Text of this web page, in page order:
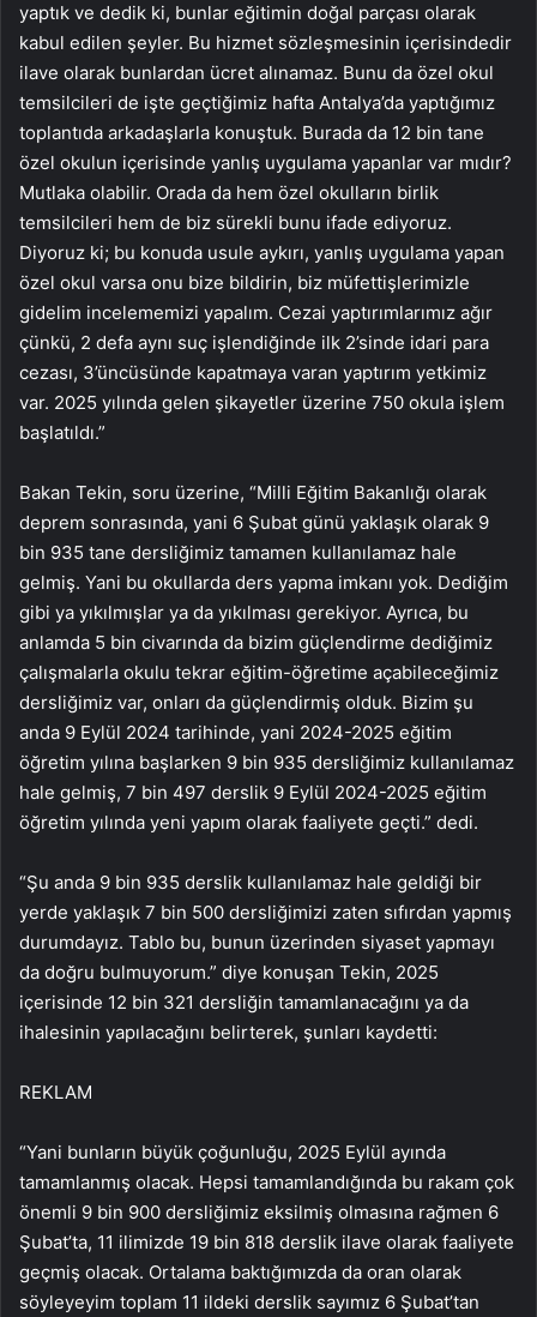
yaptık ve dedik ki, bunlar eğitimin doğal parçası olarak
kabul edilen şeyler. Bu hizmet sözleşmesinin içerisindedir
ilave olarak bunlardan ücret alınamaz. Bunu da özel okul
temsilcileri de işte geçtiğimiz hafta Antalya’da yaptığımız
toplantıda arkadaşlarla konuştuk. Burada da 12 bin tane
özel okulun içerisinde yanlış uygulama yapanlar var mıdır?
Mutlaka olabilir. Orada da hem özel okulların birlik
temsilcileri hem de biz sürekli bunu ifade ediyoruz.
Diyoruz ki; bu konuda usule aykırı, yanlış uygulama yapan
özel okul varsa onu bize bildirin, biz müfettişlerimizle
gidelim incelememizi yapalım. Cezai yaptırımlarımız ağır
çünkü, 2 defa aynı suç işlendiğinde ilk 2’sinde idari para
cezası, 3’üncüsünde kapatmaya varan yaptırım yetkimiz
var. 2025 yılında gelen şikayetler üzerine 750 okula işlem
başlatıldı.”
Bakan Tekin, soru üzerine, “Milli Eğitim Bakanlığı olarak
deprem sonrasında, yani 6 Şubat günü yaklaşık olarak 9
bin 935 tane dersliğimiz tamamen kullanılamaz hale
gelmiş. Yani bu okullarda ders yapma imkanı yok. Dediğim
gibi ya yıkılmışlar ya da yıkılması gerekiyor. Ayrıca, bu
anlamda 5 bin civarında da bizim güçlendirme dediğimiz
çalışmalarla okulu tekrar eğitim-öğretime açabileceğimiz
dersliğimiz var, onları da güçlendirmiş olduk. Bizim şu
anda 9 Eylül 2024 tarihinde, yani 2024-2025 eğitim
öğretim yılına başlarken 9 bin 935 dersliğimiz kullanılamaz
hale gelmiş, 7 bin 497 derslik 9 Eylül 2024-2025 eğitim
öğretim yılında yeni yapım olarak faaliyete geçti.” dedi.
“Şu anda 9 bin 935 derslik kullanılamaz hale geldiği bir
yerde yaklaşık 7 bin 500 dersliğimizi zaten sıfırdan yapmış
durumdayız. Tablo bu, bunun üzerinden siyaset yapmayı
da doğru bulmuyorum.” diye konuşan Tekin, 2025
içerisinde 12 bin 321 dersliğin tamamlanacağını ya da
ihalesinin yapılacağını belirterek, şunları kaydetti:
REKLAM
“Yani bunların büyük çoğunluğu, 2025 Eylül ayında
tamamlanmış olacak. Hepsi tamamlandığında bu rakam çok
önemli 9 bin 900 dersliğimiz eksilmiş olmasına rağmen 6
Şubat’ta, 11 ilimizde 19 bin 818 derslik ilave olarak faaliyete
geçmiş olacak. Ortalama baktığımızda da oran olarak
söyleyeyim toplam 11 ildeki derslik sayımız 6 Şubat’tan